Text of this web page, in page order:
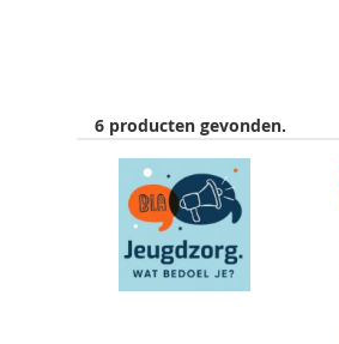
6 producten gevonden.